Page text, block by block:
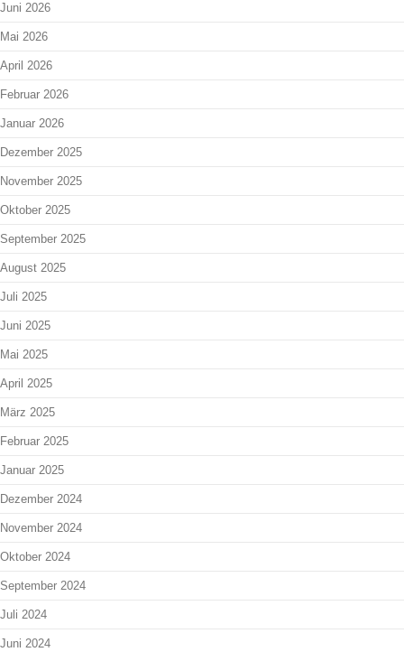
Juni 2026
Mai 2026
April 2026
Februar 2026
Januar 2026
Dezember 2025
November 2025
Oktober 2025
September 2025
August 2025
Juli 2025
Juni 2025
Mai 2025
April 2025
März 2025
Februar 2025
Januar 2025
Dezember 2024
November 2024
Oktober 2024
September 2024
Juli 2024
Juni 2024